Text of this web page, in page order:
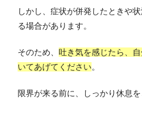
しかし、症状が併発したときや
る場合があります。
そのため、 吐き気を感じたら、
いてあげてください。
限界が来る前に、しっかり休息を